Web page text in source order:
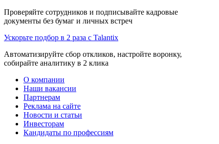
Проверяйте сотрудников и подписывайте кадровые
документы без бумаг и личных встреч
Ускорьте подбор в 2 раза с Talantix
Автоматизируйте сбор откликов, настройте воронку,
собирайте аналитику в 2 клика
О компании
Наши вакансии
Партнерам
Реклама на сайте
Новости и статьи
Инвесторам
Кандидаты по профессиям